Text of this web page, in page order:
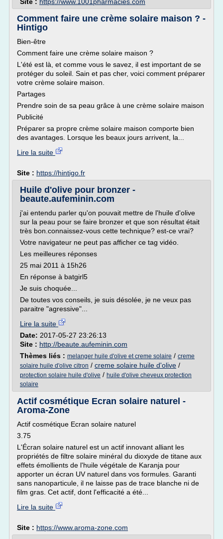
Comment faire une crème solaire maison ? -
Hintigo
Bien-être
Comment faire une crème solaire maison ?
L'été est là, et comme vous le savez, il est important de se
protéger du soleil. Sain et pas cher, voici comment préparer
votre crème solaire maison.
Partages
Prendre soin de sa peau grâce à une crème solaire maison
Publicité
Préparer sa propre crème solaire maison comporte bien
des avantages. Lorsque les beaux jours arrivent, la...
Lire la suite
Site : https://hintigo.fr
Huile d'olive pour bronzer -
beaute.aufeminin.com
j'ai entendu parler qu'on pouvait mettre de l'huile d'olive
sur la peau pour se faire bronzer et que son résultat était
très bon.connaissez-vous cette technique? est-ce vrai?
Votre navigateur ne peut pas afficher ce tag vidéo.
Les meilleures réponses
25 mai 2011 à 15h26
En réponse à batgirl5
Je suis choquée...
De toutes vos conseils, je suis désolée, je ne veux pas
paraitre "agressive"...
Lire la suite
Date: 2017-05-27 23:26:13
Site : http://beaute.aufeminin.com
Thèmes liés : melanger huile d'olive et creme solaire / creme
solaire huile d'olive citron / creme solaire huile d'olive /
protection solaire huile d'olive / huile d'olive cheveux protection
solaire
Actif cosmétique Ecran solaire naturel -
Aroma-Zone
Actif cosmétique Ecran solaire naturel
3.75
L'Écran solaire naturel est un actif innovant alliant les
propriétés de filtre solaire minéral du dioxyde de titane aux
effets émollients de l'huile végétale de Karanja pour
apporter un écran UV naturel dans vos formules. Garanti
sans nanoparticule, il ne laisse pas de trace blanche ni de
film gras. Cet actif, dont l'efficacité a été...
Lire la suite
Site : https://www.aroma-zone.com